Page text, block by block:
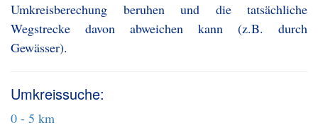
Umkreisberechung beruhen und die tatsächliche
Wegstrecke davon abweichen kann (z.B. durch
Gewässer).
Umkreissuche:
0 - 5 km